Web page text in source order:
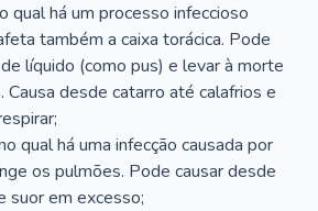
qual há um processo infeccioso
também a caixa torácica. Pode
líquido (como pus) e levar à morte
Causa desde catarro até calafrios e
qual há uma infecção causada por
os pulmões. Pode causar desde
suor em excesso;